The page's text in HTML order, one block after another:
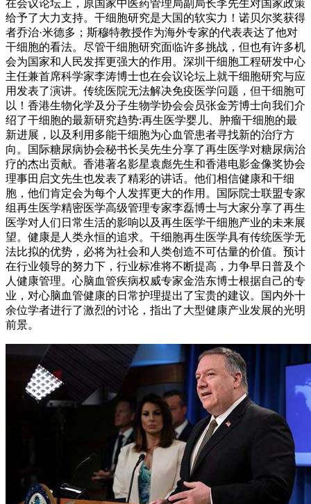
在会议论坛上，原国家中医药管理局副局长李先生对国家政策
给予了大力支持。干细胞研究是大国的软实力！诺贝尔奖获得
者乔治·米德多；斯穆特教授作为海外专家的代表表达了他对
干细胞的看法。尽管干细胞研究面临许多挑战，但也有许多机
会为国家和人民发挥更强大的作用。深圳干细胞工程研发中心
主任兼首席科学家李涛博士也在会议论坛上就干细胞研究与应
用发表了演讲。传统医院无法解决免疫医学问题，但干细胞可
以！香港生物化学及分子生物学协会会员张金芳博士向我们介
绍了干细胞的最新研究趋势:再生医学婴儿、肿瘤干细胞的最
新进展，以及利用多能干细胞为心血管患者寻找新的治疗方
向。国际糖尿病协会秘书长吴先生分享了再生医学对糖尿病治
疗的杰出贡献。香港著名影星袁彪先生和香港电影金像奖协会
理事田启文先生也发表了精彩的讲话。他们相信健康和干细
胞，他们肯定会为每个人发挥更大的作用。国际院士联盟专家
组再生医学精密医学高级管理专家李磊博士与大家分享了再生
医学对人们日常生活的影响以及再生医学干细胞产业的未来展
望。健康是人类永恒的追求。干细胞再生医学具有传统医学无
法比拟的优势，必将为社会和人类创造不可估量的价值。预计
在行业领导的努力下，行业标准将不断提高，力争早日普及个
人健康管理。心脑血管疾病权威专家金浩东博士根据自己的专
业，对心脑血管健康的日常护理提出了宝贵的建议。国内外十
余位学者进行了激烈的讨论，指出了大型健康产业发展的光明
前景。